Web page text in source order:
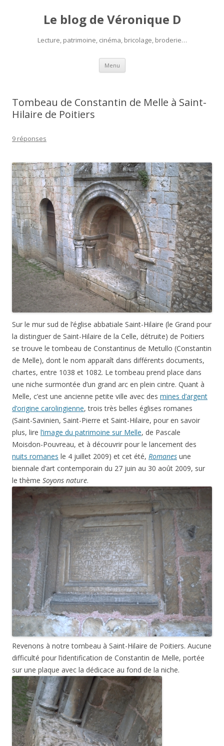
Le blog de Véronique D
Lecture, patrimoine, cinéma, bricolage, broderie…
Menu Aller
contenu
Tombeau de Constantin de Melle à Saint-
Hilaire de Poitiers
9 réponses
Sur le mur sud de l’église abbatiale Saint-Hilaire (le Grand pour
la distinguer de Saint-Hilaire de la Celle, détruite) de Poitiers
se trouve le tombeau de Constantinus de Metullo (Constantin
de Melle), dont le nom apparaît dans différents documents,
chartes, entre 1038 et 1082. Le tombeau prend place dans
une niche surmontée d’un grand arc en plein cintre. Quant à
Melle, c’est une ancienne petite ville avec des mines d’argent
d’origine carolingienne, trois très belles églises romanes
(Saint-Savinien, Saint-Pierre et Saint-Hilaire, pour en savoir
plus, lire l’image du patrimoine sur Melle, de Pascale
Moisdon-Pouvreau, et à découvrir pour le lancement des
nuits romanes le 4 juillet 2009) et cet été, Romanes une
biennale d’art contemporain du 27 juin au 30 août 2009, sur
le thème Soyons nature.
Revenons à notre tombeau à Saint-Hilaire de Poitiers. Aucune
difficulté pour l’identification de Constantin de Melle, portée
sur une plaque avec la dédicace au fond de la niche.